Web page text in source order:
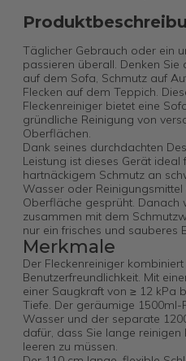
Täglicher Gebrauch oder ein
passieren überall. Denken Sie
auf dem Sofa, Schmutz auf
Flecken auf dem Teppich.
Fleckenreiniger bietet eine
gründliche Reinigung von
Oberflächen.
Dank seines durchdachten
Leistung ist dieses Gerät ideal
hartnäckigem Schmutz an
Wasser oder
Oberfläche gesprüht. Danach
zusammen mit dem
nur ein frisches und sauberes
Merkmale
Der Fleckenreiniger
Benutzerfreundlichkeit. Mit
einer Saugkraft von ≥ 12 kPa
Tiefe. Der geräumige 1500ml-
Wasser und der separate
dafür, dass Sie lange
leeren zu müssen.